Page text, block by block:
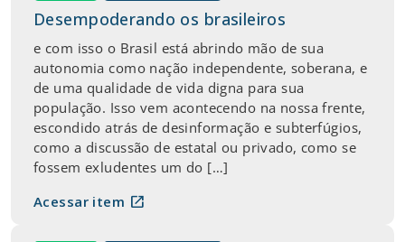
Desempoderando os brasileiros
e com isso o Brasil está abrindo mão de sua
autonomia como nação independente, soberana, e
de uma qualidade de vida digna para sua
população. Isso vem acontecendo na nossa frente,
escondido atrás de desinformação e subterfúgios,
como a discussão de estatal ou privado, como se
fossem exludentes um do […]
Acessar item open_in_new